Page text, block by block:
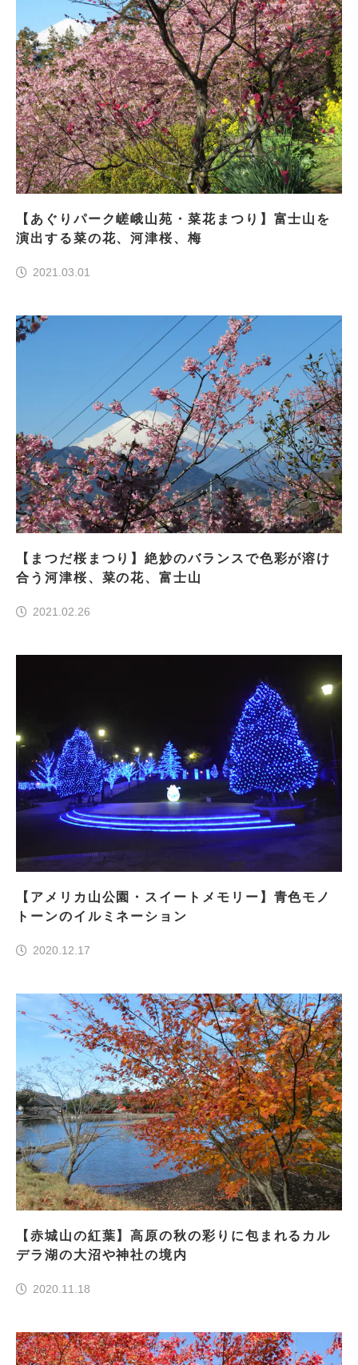
【あぐりパーク嵯峨山苑・菜花まつり】富士山を
演出する菜の花、河津桜、梅
2021.03.01
【まつだ桜まつり】絶妙のバランスで色彩が溶け
合う河津桜、菜の花、富士山
2021.02.26
【アメリカ山公園・スイートメモリー】青色モノ
トーンのイルミネーション
2020.12.17
【赤城山の紅葉】高原の秋の彩りに包まれるカル
デラ湖の大沼や神社の境内
2020.11.18